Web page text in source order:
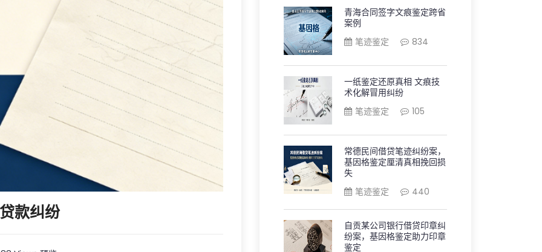
款纠纷
青海合同签字文痕鉴定跨省
案例
笔迹鉴定
834
一纸鉴定还原真相 文痕技
术化解冒用纠纷
笔迹鉴定
105
常德民间借贷笔迹纠纷案，
基因格鉴定厘清真相挽回损
失
笔迹鉴定
440
自贡某公司银行借贷印章纠
纷案，基因格鉴定助力印章
鉴定